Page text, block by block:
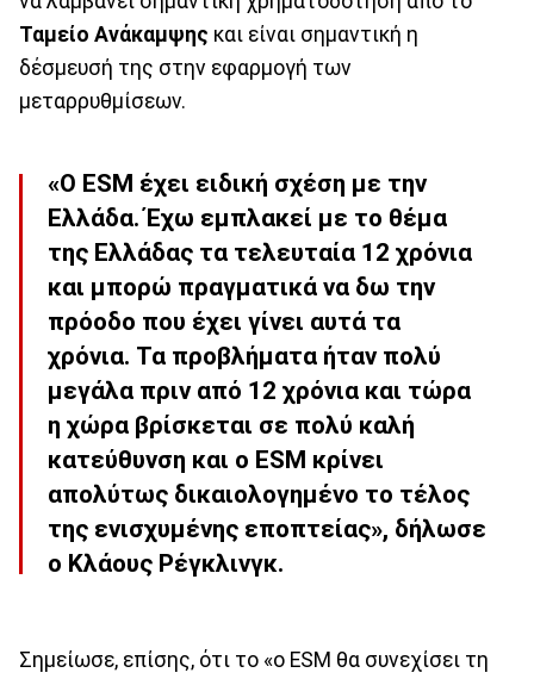
Ταμείο Ανάκαμψης και είναι σημαντική η
δέσμευσή της στην εφαρμογή των
μεταρρυθμίσεων.
«Ο ESM έχει ειδική σχέση με την
Ελλάδα. Έχω εμπλακεί με το θέμα
της Ελλάδας τα τελευταία 12 χρόνια
και μπορώ πραγματικά να δω την
πρόοδο που έχει γίνει αυτά τα
χρόνια. Τα προβλήματα ήταν πολύ
μεγάλα πριν από 12 χρόνια και τώρα
η χώρα βρίσκεται σε πολύ καλή
κατεύθυνση και ο ESM κρίνει
απολύτως δικαιολογημένο το τέλος
της ενισχυμένης εποπτείας», δήλωσε
ο Κλάους Ρέγκλινγκ.
Σημείωσε, επίσης, ότι το «ο ESM θα συνεχίσει τη